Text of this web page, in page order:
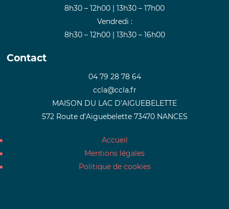
8h30 – 12h00 | 13h30 – 17h00
Vendredi :
8h30 – 12h00 | 13h30 – 16h00
Contact
04 79 28 78 64
ccla@ccla.fr
MAISON DU LAC D’AIGUEBELETTE
572 Route d’Aiguebelette 73470 NANCES
Accueil
Mentions légales
Politique de cookies